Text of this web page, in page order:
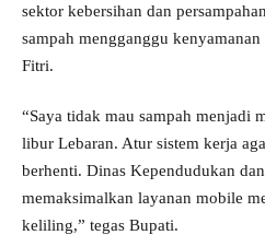
sektor kebersihan dan
sampah mengganggu
Fitri.
“Saya tidak mau sampah menjadi
libur Lebaran. Atur sistem kerja
berhenti. Dinas Kependudukan
memaksimalkan layanan mobile
keliling,” tegas Bupati.